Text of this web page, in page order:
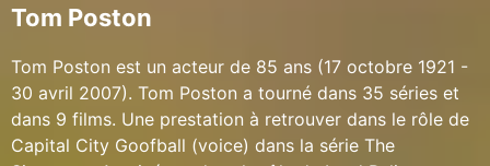
Tom Poston
Tom Poston est un acteur de 85 ans (17 octobre 1921 -
30 avril 2007). Tom Poston a tourné dans 35 séries et
dans 9 films. Une prestation à retrouver dans le rôle de
Capital City Goofball (voice) dans la série The